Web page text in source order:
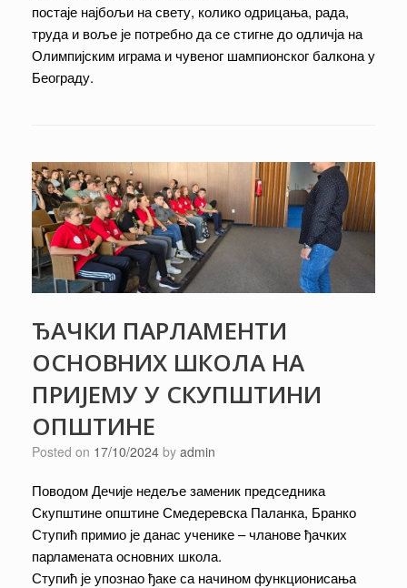
постаје најбољи на свету, колико одрицања, рада,
труда и воље је потребно да се стигне до одличја на
Олимпијским играма и чувеног шампионског балкона у
Београду.
ЂАЧКИ ПАРЛАМЕНТИ
ОСНОВНИХ ШКОЛА НА
ПРИЈЕМУ У СКУПШТИНИ
ОПШТИНЕ
Posted on 17/10/2024 by admin
Поводом Дечије недеље заменик председника
Скупштине општине Смедеревска Паланка, Бранко
Ступић примио је данас ученике – чланове ђачких
парламената основних школа.
Ступић је упознао ђаке са начином функционисања